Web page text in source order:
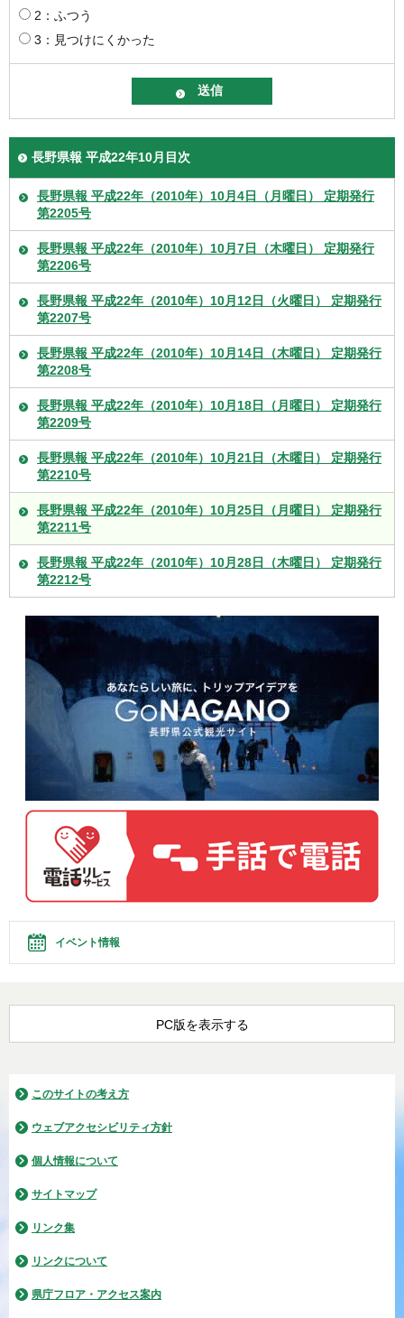
2：ふつう
3：見つけにくかった
長野県報 平成22年10月目次
長野県報 平成22年（2010年）10月4日（月曜日） 定期発行
第2205号
長野県報 平成22年（2010年）10月7日（木曜日） 定期発行
第2206号
長野県報 平成22年（2010年）10月12日（火曜日） 定期発行
第2207号
長野県報 平成22年（2010年）10月14日（木曜日） 定期発行
第2208号
長野県報 平成22年（2010年）10月18日（月曜日） 定期発行
第2209号
長野県報 平成22年（2010年）10月21日（木曜日） 定期発行
第2210号
長野県報 平成22年（2010年）10月25日（月曜日） 定期発行
第2211号
長野県報 平成22年（2010年）10月28日（木曜日） 定期発行
第2212号
イベント情報
PC版を表示する
このサイトの考え方
ウェブアクセシビリティ方針
個人情報について
サイトマップ
リンク集
リンクについて
県庁フロア・アクセス案内